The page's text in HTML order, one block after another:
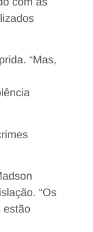
“Mas,
“Os
estão